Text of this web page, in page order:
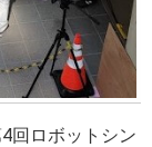
回ロボットシン